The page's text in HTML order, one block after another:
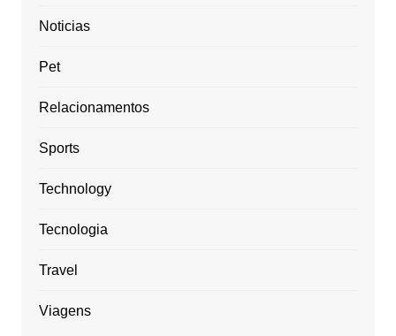
Noticias
Pet
Relacionamentos
Sports
Technology
Tecnologia
Travel
Viagens